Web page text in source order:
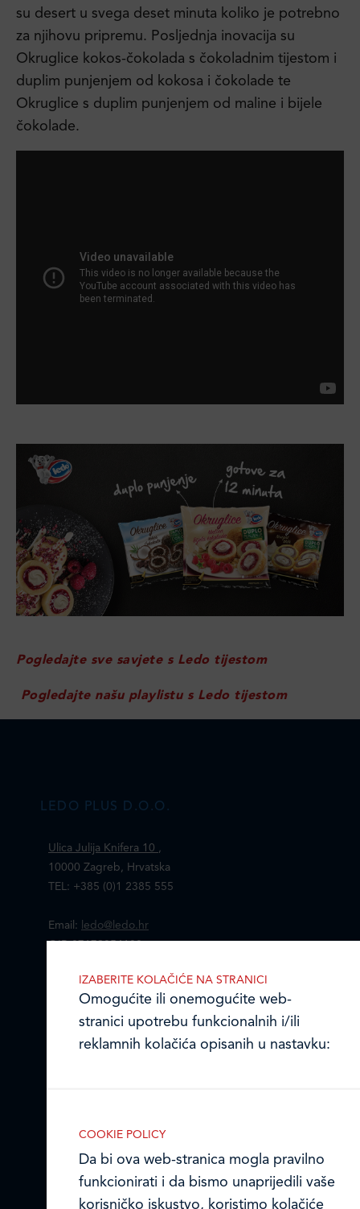
su desert u svega deset minuta koliko je potrebno
za njihovu pripremu. Posljednja inovacija su
Okruglice kokos-čokolada s čokoladnim tijestom i
duplim punjenjem od kokosa i čokolade te
Okruglice s duplim punjenjem od maline i bijele
čokolade.
Pogledajte sve savjete s Ledo tijestom
Pogledajte našu playlistu s Ledo tijestom
LEDO PLUS D.O.O.
Ulica Julija Knifera 10
10000 Zagreb, Hrvatska
TEL: +385 (0)1 2385 555
Email:
ledo@ledo.hr
OIB 07179054100
Ledo Hrvatska
Prodajni centri
Obavijest o Privatnosti i Kolačići
Privacy notice and Cookies
COOKIE POLICY
Da bi ova web-stranica mogla pravilno
funkcionirati i da bismo unaprijedili vaše
korisničko iskustvo, koristimo kolačiće
IZABERITE KOLAČIĆE NA STRANICI
Omogućite ili onemogućite web-
stranici upotrebu funkcionalnih i/ili
reklamnih kolačića opisanih u nastavku:
Nužni (tehnički) kolačići
Nužni kolačići omogućuju osnovne